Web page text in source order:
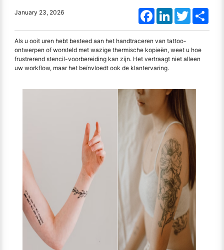
January 23, 2026 FacebookLinkedInTwitter
Als u ooit uren hebt besteed aan het handtraceren van tattoo-
ontwerpen of worsteld met wazige thermische kopieën, weet u hoe
frustrerend stencil-voorbereiding kan zijn. Het vertraagt niet alleen
uw workflow, maar het beïnvloedt ook de klantervaring.